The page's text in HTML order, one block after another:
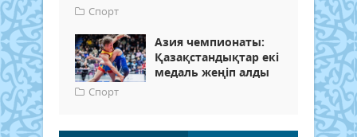
Спорт
Азия чемпионаты:
Қазақстандықтар екі
медаль жеңіп алды
Спорт